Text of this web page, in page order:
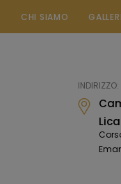
CHI SIAMO
INDIRIZZO: